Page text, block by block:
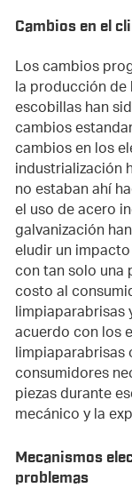
Cambios en el
Los cambios
la producción
escobillas han
cambios
cambios en los
industrialización
no estaban ahí
el uso de acero
galvanización
eludir un
con tan solo
costo al
limpiaparabrisas
acuerdo con los
limpiaparabrisas
consumidores
piezas durante
mecánico y la
Mecanismos
problemas